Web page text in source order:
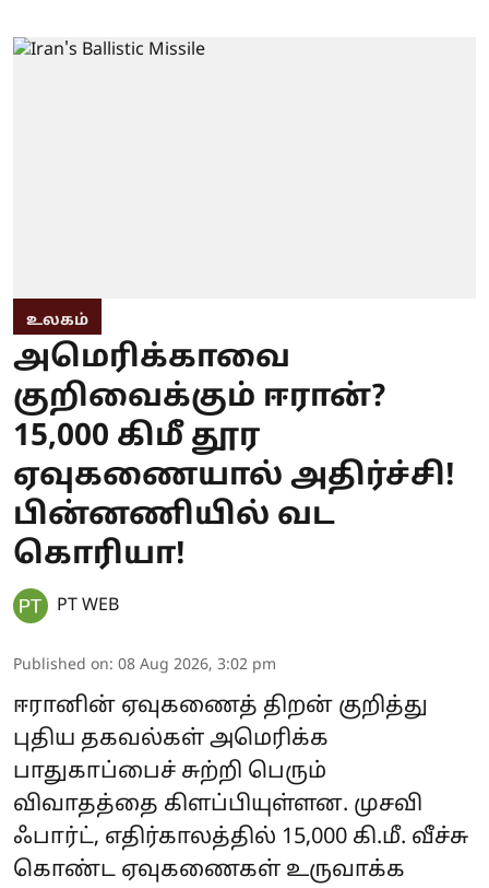
உலகம்
அமெரிக்காவை
குறிவைக்கும் ஈரான்?
15,000 கிமீ தூர
ஏவுகணையால் அதிர்ச்சி!
பின்னணியில் வட
கொரியா!
PT WEB
Published on: 08 Aug 2026, 3:02 pm
ஈரானின் ஏவுகணைத் திறன் குறித்து
புதிய தகவல்கள் அமெரிக்க
பாதுகாப்பைச் சுற்றி பெரும்
விவாதத்தை கிளப்பியுள்ளன. முசவி
ஃபார்ட், எதிர்காலத்தில் 15,000 கி.மீ. வீச்சு
கொண்ட ஏவுகணைகள் உருவாக்க